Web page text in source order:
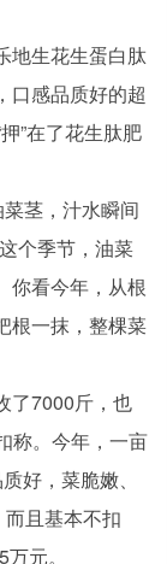
地生花生蛋白肽
口感品质好的超
”在了花生肽肥
茎，汁水瞬间
个季节，油菜
你看今年，从根
根一抹，整棵菜
了7000斤，也
称。今年，一亩
好，菜脆嫩、
且基本不扣
元。